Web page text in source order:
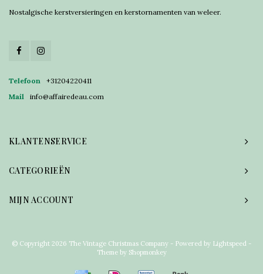
Nostalgische kerstversieringen en kerstornamenten van weleer.
Telefoon
+31204220411
Mail
info@affairedeau.com
KLANTENSERVICE
CATEGORIEËN
MIJN ACCOUNT
© Copyright 2026 The Vintage Christmas Company - Powered by Lightspeed -
Theme by Shopmonkey